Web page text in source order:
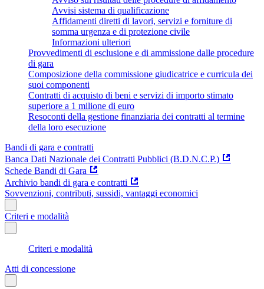
Avvisi sistema di qualificazione
Affidamenti diretti di lavori, servizi e forniture di
somma urgenza e di protezione civile
Informazioni ulteriori
Provvedimenti di esclusione e di ammissione dalle procedure
di gara
Composizione della commissione giudicatrice e curricula dei
suoi componenti
Contratti di acquisto di beni e servizi di importo stimato
superiore a 1 milione di euro
Resoconti della gestione finanziaria dei contratti al termine
della loro esecuzione
Bandi di gara e contratti
Banca Dati Nazionale dei Contratti Pubblici (B.D.N.C.P.)
Schede Bandi di Gara
Archivio bandi di gara e contratti
Sovvenzioni, contributi, sussidi, vantaggi economici
Criteri e modalità
Criteri e modalità
Atti di concessione